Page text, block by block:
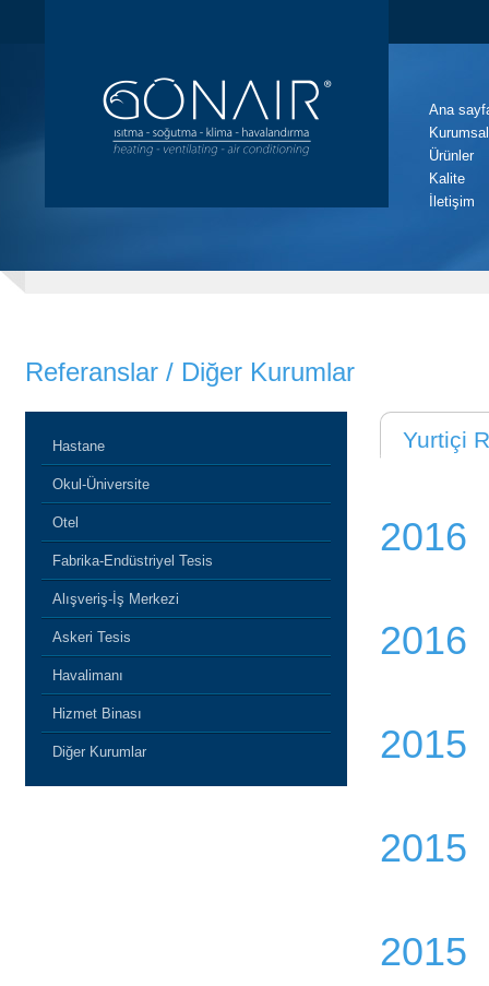
Ana
Kurumsal
Ürünler
Kalite
İletişim
Referanslar / Diğer Kurumlar
Hastane
Okul-Üniversite
Otel
Fabrika-Endüstriyel Tesis
Alışveriş-İş Merkezi
Askeri Tesis
Havalimanı
Hizmet Binası
Diğer Kurumlar
Yurtiçi
2016
2016
2015
2015
2015